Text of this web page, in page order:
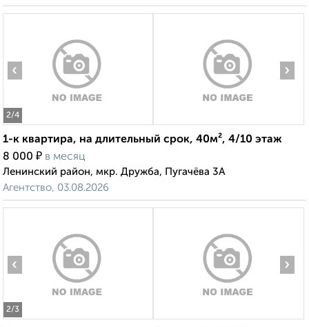
2/4
‹ ›
1-к квартира, на длительный срок, 40м², 4/10 этаж
8 000 ₽ в месяц
Ленинский район, мкр. Дружба, Пугачёва 3А
Агентство, 03.08.2026
2/3
‹ ›